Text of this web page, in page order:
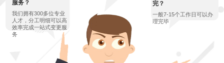
服务？
我们拥有300多位专业
人才，分工明细可以高
效率完成一站式变更服
务
完？
一般7-15个工作日可以办
理完毕